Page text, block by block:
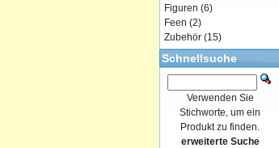
Figuren (6)
Feen (2)
Zubehör (15)
Schnellsuche
Verwenden Sie
Stichworte, um ein
Produkt zu finden.
erweiterte Suche